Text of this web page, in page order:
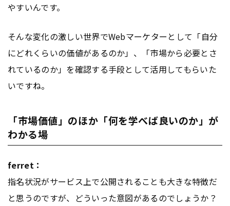
やすいんです。
そんな変化の激しい世界でWebマーケターとして「自分
にどれくらいの価値があるのか」、「市場から必要とさ
れているのか」を確認する手段として活用してもらいた
いですね。
「市場価値」のほか「何を学べば良いのか」が
わかる場
ferret：
指名状況がサービス上で公開されることも大きな特徴だ
と思うのですが、どういった意図があるのでしょうか？